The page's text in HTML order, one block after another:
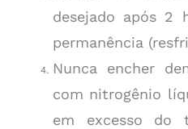
desejado após 2
permanência
Nunca encher
com nitrogênio
em excesso do